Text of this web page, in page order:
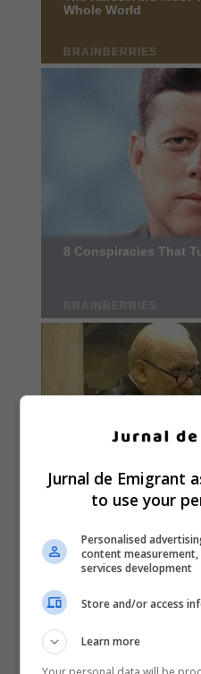
Jurnal de Emigrant
to use your
Personalised
content measurement,
services development
Store and/or access
Learn more